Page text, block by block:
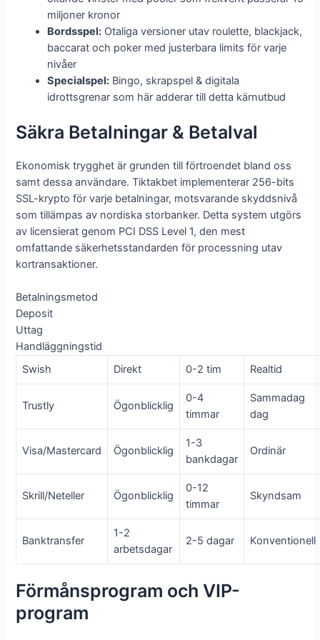
miljoner kronor
Bordsspel: Otaliga versioner utav roulette, blackjack,
baccarat och poker med justerbara limits för varje
nivåer
Specialspel: Bingo, skrapspel & digitala
idrottsgrenar som här adderar till detta kärnutbud
Säkra Betalningar & Betalval
Ekonomisk trygghet är grunden till förtroendet bland oss
samt dessa användare. Tiktakbet implementerar 256-bits
SSL-krypto för varje betalningar, motsvarande skyddsnivå
som tillämpas av nordiska storbanker. Detta system utgörs
av licensierat genom PCI DSS Level 1, den mest
omfattande säkerhetsstandarden för processning utav
kortransaktioner.
Betalningsmetod
Deposit
Uttag
Handläggningstid
Swish
Direkt 0-2 tim Realtid
Trustly Ögonblicklig
0-4
timmar
Sammadag
dag
Visa/Mastercard Ögonblicklig
1-3
bankdagar
Ordinär
Skrill/Neteller Ögonblicklig
0-12
timmar
Skyndsam
Banktransfer
1-2
arbetsdagar
2-5 dagar Konventionell
Förmånsprogram och VIP-
program